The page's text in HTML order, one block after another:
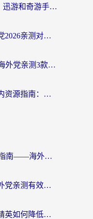
海外玩国内手游卡成PPT？迅游和奇游手游哪个好？附真实VPN评测及番茄加速器体验
迅游和穿梭哪个好？海外党2026亲测对比+免费vs付费选择指南，附番茄加速器实测体验
穿梭和腾讯VPN哪个好？海外党亲测3款热门回国加速器，附避坑指南
海外党必看！无缝访问国内资源指南：从vpn官网下载到加速器选择（附番茄实测）
公主连结：Re加速器下载指南——海外党不再错过国服活动的秘密武器
日本怎么玩我的使命？海外党亲测有效的国服游戏加速指南（附避坑技巧）
海外党必看：国外打和平精英如何降低延迟？附3款热门国服游戏加速方案